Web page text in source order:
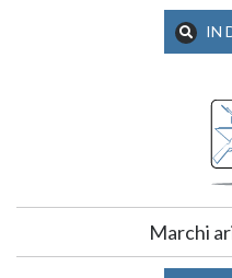
IN
Marchi